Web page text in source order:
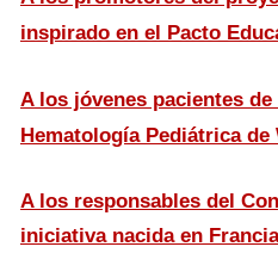
inspirado en el Pacto
A los jóvenes pacientes
Hematología Pediátrica de
A los responsables del
iniciativa nacida en